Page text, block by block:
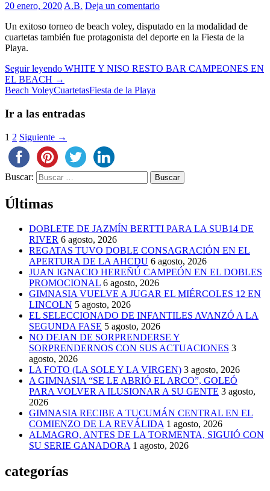
20 enero, 2020 A.B. Deja un comentario
Un exitoso torneo de beach voley, disputado en la modalidad de
cuartetas también fue protagonista del deporte en la Fiesta de la
Playa.
Seguir leyendo WHITE Y NISO RESTO BAR CAMPEONES EN
EL BEACH →
Beach VoleyCuartetasFiesta de la Playa
Ir a las entradas
1 2 Siguiente →
Buscar:
Últimas
DOBLETE DE JAZMÍN BERTTI PARA LA SUB14 DE
RIVER 6 agosto, 2026
REGATAS TUVO DOBLE CONSAGRACIÓN EN EL
APERTURA DE LA AHCDU 6 agosto, 2026
JUAN IGNACIO HEREÑÚ CAMPEÓN EN EL DOBLES
PROMOCIONAL 6 agosto, 2026
GIMNASIA VUELVE A JUGAR EL MIÉRCOLES 12 EN
LINCOLN 5 agosto, 2026
EL SELECCIONADO DE INFANTILES AVANZÓ A LA
SEGUNDA FASE 5 agosto, 2026
NO DEJAN DE SORPRENDERSE Y
SORPRENDERNOS CON SUS ACTUACIONES 3
agosto, 2026
LA FOTO (LA SOLE Y LA VIRGEN) 3 agosto, 2026
A GIMNASIA “SE LE ABRIÓ EL ARCO”, GOLEÓ
PARA VOLVER A ILUSIONAR A SU GENTE 3 agosto,
2026
GIMNASIA RECIBE A TUCUMÁN CENTRAL EN EL
COMIENZO DE LA REVÁLIDA 1 agosto, 2026
ALMAGRO, ANTES DE LA TORMENTA, SIGUIÓ CON
SU SERIE GANADORA 1 agosto, 2026
categorías